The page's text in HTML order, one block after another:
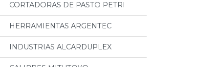
CORTADORAS DE PASTO PETRI
HERRAMIENTAS ARGENTEC
INDUSTRIAS ALCARDUPLEX